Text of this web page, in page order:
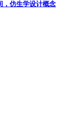
，仿生学设计概念